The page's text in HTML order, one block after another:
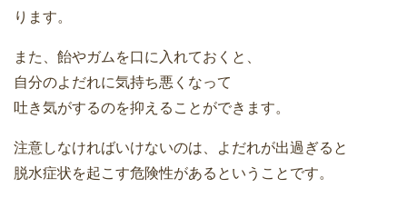
ります。
また、飴やガムを口に入れておくと、
自分のよだれに気持ち悪くなって
吐き気がするのを抑えることができます。
注意しなければいけないのは、よだれが出過ぎると
脱水症状を起こす危険性があるということです。